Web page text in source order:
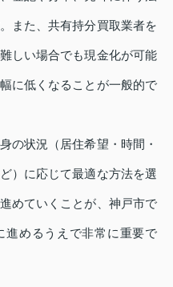
また、共有持分買取業者を
しい場合でも現金化が可能
に低くなることが一般的で
の状況（居住希望・時間・
）に応じて最適な方法を選
めていくことが、神戸市で
進めるうえで非常に重要で